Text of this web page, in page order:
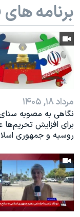
برنامه
مرداد ۱۸, ۱۴۰۵
نگاهی به مصوبه سنای
برای افزایش تحریم‌ها
روسیه و جمهوری